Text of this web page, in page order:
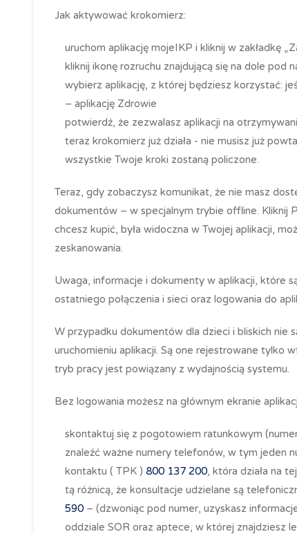
Jak aktywować krokomierz:
uruchom aplikację mojeIKP i kliknij w zakładkę
kliknij ikonę rozruchu znajdującą się na dole pod
wybierz aplikację, z której będziesz korzystać:
– aplikację Zdrowie
potwierdź, że zezwalasz aplikacji na
teraz krokomierz już działa - nie musisz już
wszystkie Twoje kroki zostaną policzone.
Teraz, gdy zobaczysz komunikat, że nie masz
dokumentów – w specjalnym trybie offline. Kliknij
chcesz kupić, była widoczna w Twojej aplikacji,
zeskanowania.
Uwaga, informacje i dokumenty w aplikacji, które
ostatniego połączenia i sieci oraz logowania do
W przypadku dokumentów dla dzieci i bliskich nie
uruchomieniu aplikacji. Są one rejestrowane tylko
tryb pracy jest powiązany z wydajnością systemu.
Bez logowania możesz na głównym ekranie
skontaktuj się z pogotowiem ratunkowym
znaleźć ważne numery telefonów, w tym jeden
kontaktu ( TPK) 800 137 200, która działa na
tą różnicą, że konsultacje udzielane są
590– (dzwoniąc pod numer, uzyskasz
oddziale SOR oraz aptece, w której znajdziesz